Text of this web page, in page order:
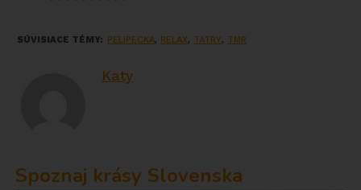
SÚVISIACE TÉMY: PELIPECKA, RELAX, TATRY, TMR
Katy
Spoznaj krásy Slovenska